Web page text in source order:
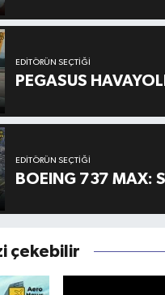
EDITÖRÜN SEÇTIĞI
PEGASUS
EDITÖRÜN SEÇTIĞI
BOEING 737 MAX:
çekebilir